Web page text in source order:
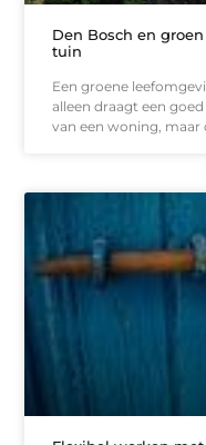
Den Bosch en
tuin
Een groene
alleen draagt een
van een woning,